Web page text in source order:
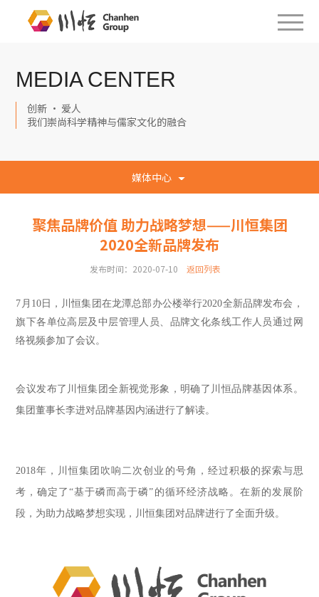
MEDIA CENTER
创新 · 爱人
我们崇尚科学精神与儒家文化的融合
媒体中心
聚焦品牌价值 助力战略梦想——川恒集团
2020全新品牌发布
发布时间：2020-07-10 返回列表
7月10日，川恒集团在龙潭总部办公楼举行2020全新品牌发布会，
旗下各单位高层及中层管理人员、品牌文化条线工作人员通过网
络视频参加了会议。
会议发布了川恒集团全新视觉形象，明确了川恒品牌基因体系。
集团董事长李进对品牌基因内涵进行了解读。
2018年，川恒集团吹响二次创业的号角，经过积极的探索与思
考，确定了“基于磷而高于磷”的循环经济战略。在新的发展阶
段，为助力战略梦想实现，川恒集团对品牌进行了全面升级。